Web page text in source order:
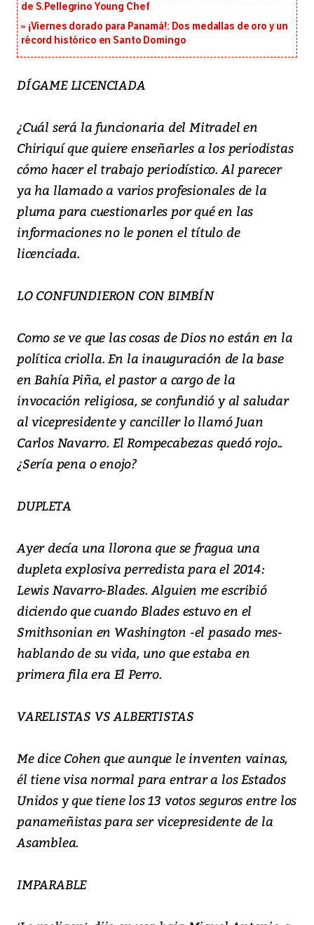
de S.Pellegrino Young Chef
¡Viernes dorado para Panamá!: Dos medallas de oro y un
récord histórico en Santo Domingo
DÍGAME LICENCIADA
¿Cuál será la funcionaria del Mitradel en
Chiriquí que quiere enseñarles a los periodistas
cómo hacer el trabajo periodístico. Al parecer
ya ha llamado a varios profesionales de la
pluma para cuestionarles por qué en las
informaciones no le ponen el título de
licenciada.
LO CONFUNDIERON CON BIMBÍN
Como se ve que las cosas de Dios no están en la
política criolla. En la inauguración de la base
en Bahía Piña, el pastor a cargo de la
invocación religiosa, se confundió y al saludar
al vicepresidente y canciller lo llamó Juan
Carlos Navarro. El Rompecabezas quedó rojo..
¿Sería pena o enojo?
DUPLETA
Ayer decía una llorona que se fragua una
dupleta explosiva perredista para el 2014:
Lewis Navarro-Blades. Alguien me escribió
diciendo que cuando Blades estuvo en el
Smithsonian en Washington -el pasado mes-
hablando de su vida, uno que estaba en
primera fila era El Perro.
VARELISTAS VS ALBERTISTAS
Me dice Cohen que aunque le inventen vainas,
él tiene visa normal para entrar a los Estados
Unidos y que tiene los 13 votos seguros entre los
panameñistas para ser vicepresidente de la
Asamblea.
IMPARABLE